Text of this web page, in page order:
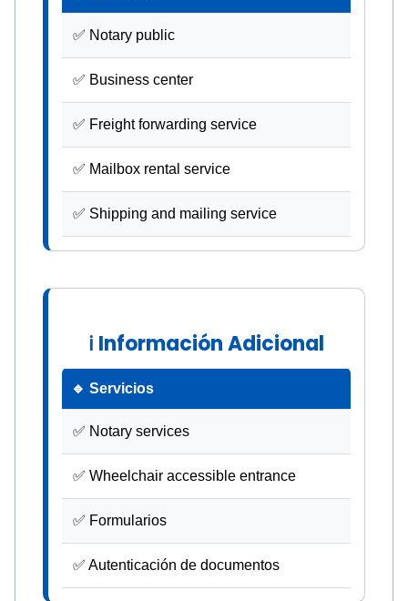
✅ Notary public
✅ Business center
✅ Freight forwarding service
✅ Mailbox rental service
✅ Shipping and mailing service
ℹ Información Adicional
🔹 Servicios
✅ Notary services
✅ Wheelchair accessible entrance
✅ Formularios
✅ Autenticación de documentos